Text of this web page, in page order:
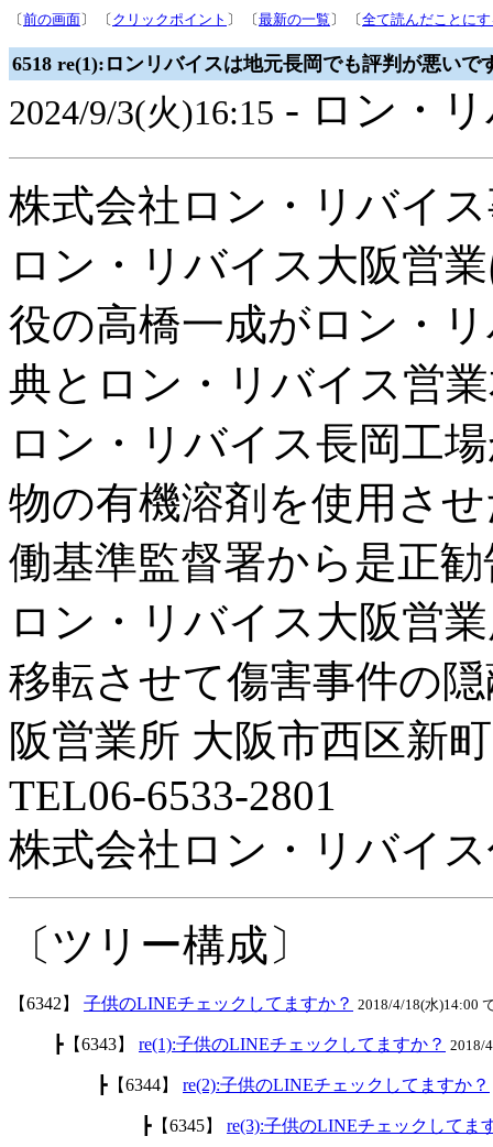
〔前の画面〕 〔 クリックポイント 〕 〔最新の一覧 〕 〔全て読んだことに
6518 re(1):ロンリバイスは地元長岡でも評判が悪いで
2024/9/3(火)16:15 - ロン・
株式会社ロン・リバイ
ロン・リバイス大阪営
役の高橋一成がロン・
典とロン・リバイス営
ロン・リバイス長岡工
物の有機溶剤を使用さ
働基準監督署から是正
ロン・リバイス大阪営
移転させて傷害事件の
阪営業所 大阪市西区新
TEL06-6533-2801
株式会社ロン・リバイ
〔ツリー構成〕
【6342】 子供のLINEチェックしてますか？ 2018/4/18(水)14:00
┣【6343】 re(1):子供のLINEチェックしてますか？ 2018/
┣【6344】 re(2):子供のLINEチェックしてますか？
┣【6345】 re(3):子供のLINEチェックしてま